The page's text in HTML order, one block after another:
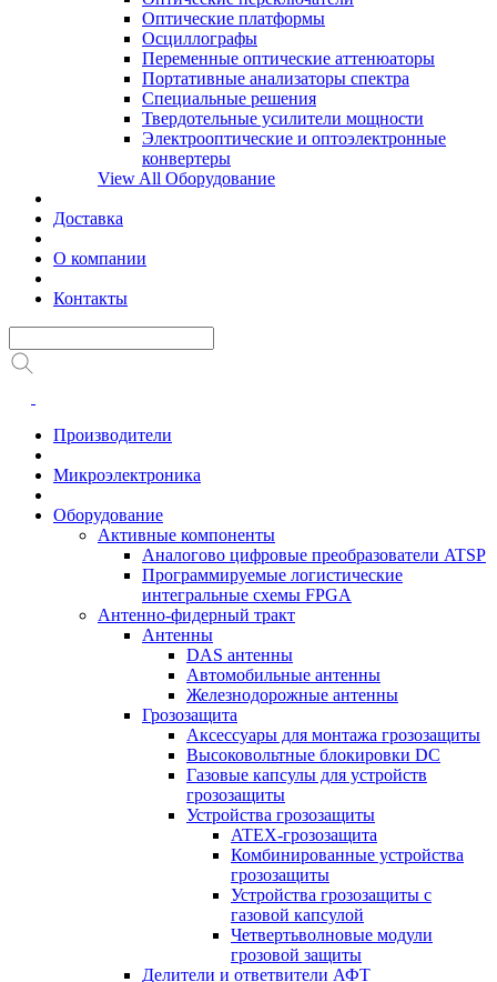
Оптические платформы
Осциллографы
Переменные оптические аттенюаторы
Портативные анализаторы спектра
Специальные решения
Твердотельные усилители мощности
Электрооптические и оптоэлектронные
конвертеры
View All Оборудование
Доставка
О компании
Контакты
Производители
Микроэлектроника
Оборудование
Активные компоненты
Аналогово цифровые преобразователи ATSP
Программируемые логистические
интегральные схемы FPGA
Антенно-фидерный тракт
Антенны
DAS антенны
Автомобильные антенны
Железнодорожные антенны
Грозозащита
Аксессуары для монтажа грозозащиты
Высоковольтные блокировки DC
Газовые капсулы для устройств
грозозащиты
Устройства грозозащиты
ATEX-грозозащита
Комбинированные устройства
грозозащиты
Устройства грозозащиты с
газовой капсулой
Четвертьволновые модули
грозовой защиты
Делители и ответвители АФТ